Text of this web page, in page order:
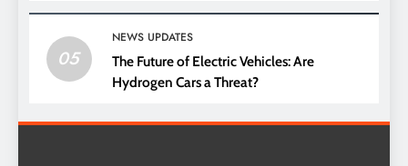
05
NEWS UPDATES
The Future of Electric Vehicles: Are
Hydrogen Cars a Threat?